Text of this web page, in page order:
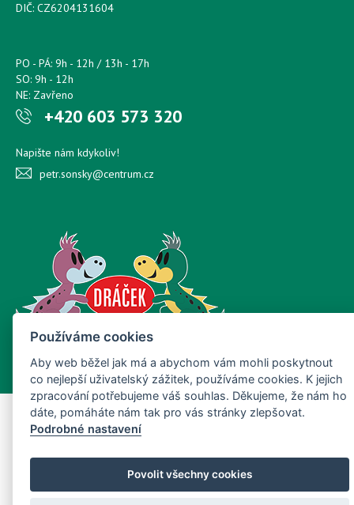
DIČ: CZ6204131604
PO - PÁ: 9h - 12h / 13h - 17h
SO: 9h - 12h
NE: Zavřeno
+420 603 573 320
Napište nám kdykoliv!
petr.sonsky@centrum.cz
Používáme cookies
Aby web běžel jak má a abychom vám mohli poskytnout
co nejlepší uživatelský zážitek, používáme cookies. K jejich
zpracování potřebujeme váš souhlas. Děkujeme, že nám ho
dáte, pomáháte nám tak pro vás stránky zlepšovat.
Podrobné nastavení
Povolit všechny cookies